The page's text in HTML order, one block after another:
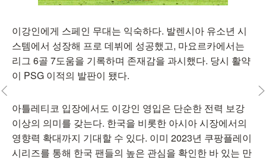
이강인에게 스페인 무대는 익숙하다. 발렌시아 유소년 시
스템에서 성장해 프로 데뷔에 성공했고, 마요르카에서는
리그 6골 7도움을 기록하며 존재감을 과시했다. 당시 활약
이 PSG 이적의 발판이 됐다.
아틀레티코 입장에서도 이강인 영입은 단순한 전력 보강
이상의 의미를 갖는다. 한국을 비롯한 아시아 시장에서의
영향력 확대까지 기대할 수 있다. 이미 2023년 쿠팡플레이
시리즈를 통해 한국 팬들의 높은 관심을 확인한 바 있는 만